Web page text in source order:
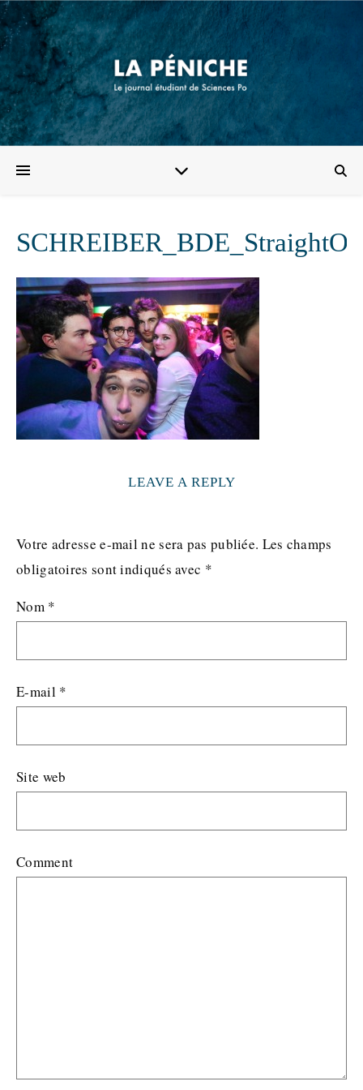
LEAVE A REPLY
Votre adresse e-mail ne sera pas publiée. Les champs
obligatoires sont indiqués avec *
Nom *
E-mail *
Site web
Comment